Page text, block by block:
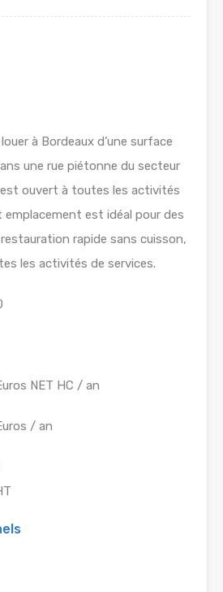
à Bordeaux d’une surface
une rue piétonne du secteur
ouvert à toutes les activités
emplacement est idéal pour des
rapide sans cuisson,
les activités de services.
NET HC / an
/ an